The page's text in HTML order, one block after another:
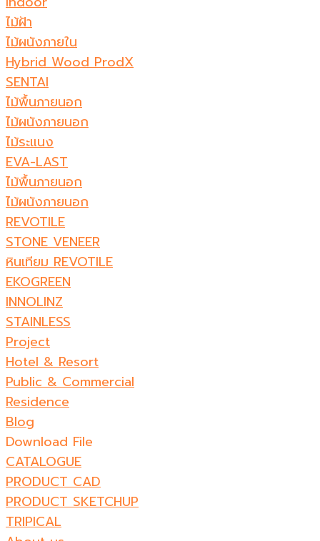
ไม้ฝ้า
ไม้ผนังภายใน
Hybrid Wood ProdX
SENTAI
ไม้พื้นภายนอก
ไม้ผนังภายนอก
ไม้ระแนง
EVA-LAST
ไม้พื้นภายนอก
ไม้ผนังภายนอก
REVOTILE
STONE VENEER​
หินเทียม REVOTILE​
EKOGREEN
INNOLINZ
STAINLESS
Project
Hotel & Resort
Public & Commercial
Residence
Blog
Download File
CATALOGUE
PRODUCT CAD
PRODUCT SKETCHUP
TRIPICAL